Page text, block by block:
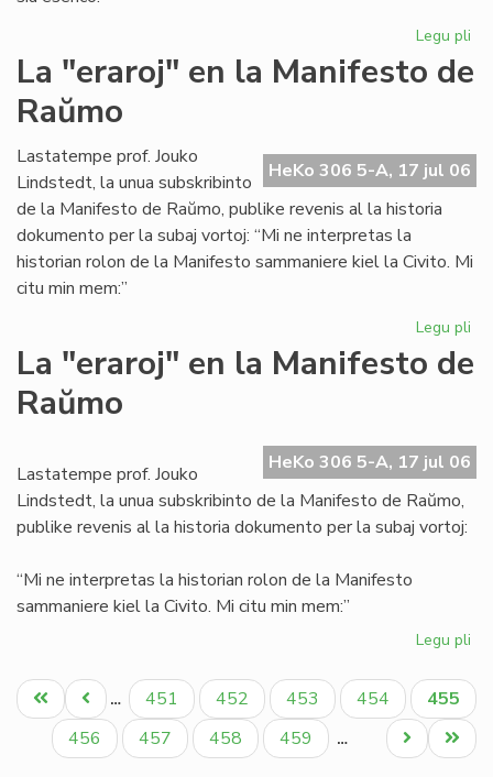
Legu pli
La "eraroj" en la Manifesto de
Raŭmo
HeKo 306 5-A, 17 jul 06
Lastatempe prof. Jouko
Lindstedt, la unua subskribinto
de la Manifesto de Raŭmo, publike revenis al la historia
dokumento per la subaj vortoj: “Mi ne interpretas la
historian rolon de la Manifesto sammaniere kiel la Civito. Mi
citu min mem:”
Legu pli
La "eraroj" en la Manifesto de
Raŭmo
HeKo 306 5-A, 17 jul 06
Lastatempe prof. Jouko
Lindstedt, la unua subskribinto de la Manifesto de Raŭmo,
publike revenis al la historia dokumento per la subaj vortoj:
“Mi ne interpretas la historian rolon de la Manifesto
sammaniere kiel la Civito. Mi citu min mem:”
Legu pli
en
la
Pagination
Unua
paĝo
Antaŭa
paĝo
… Paĝo
451 Paĝo
452 Paĝo
453 Paĝo
454
Aktuala
paĝo
455
Paĝo
456 Paĝo
457 Paĝo
458 Paĝo
459 …
Last
page
Next
page